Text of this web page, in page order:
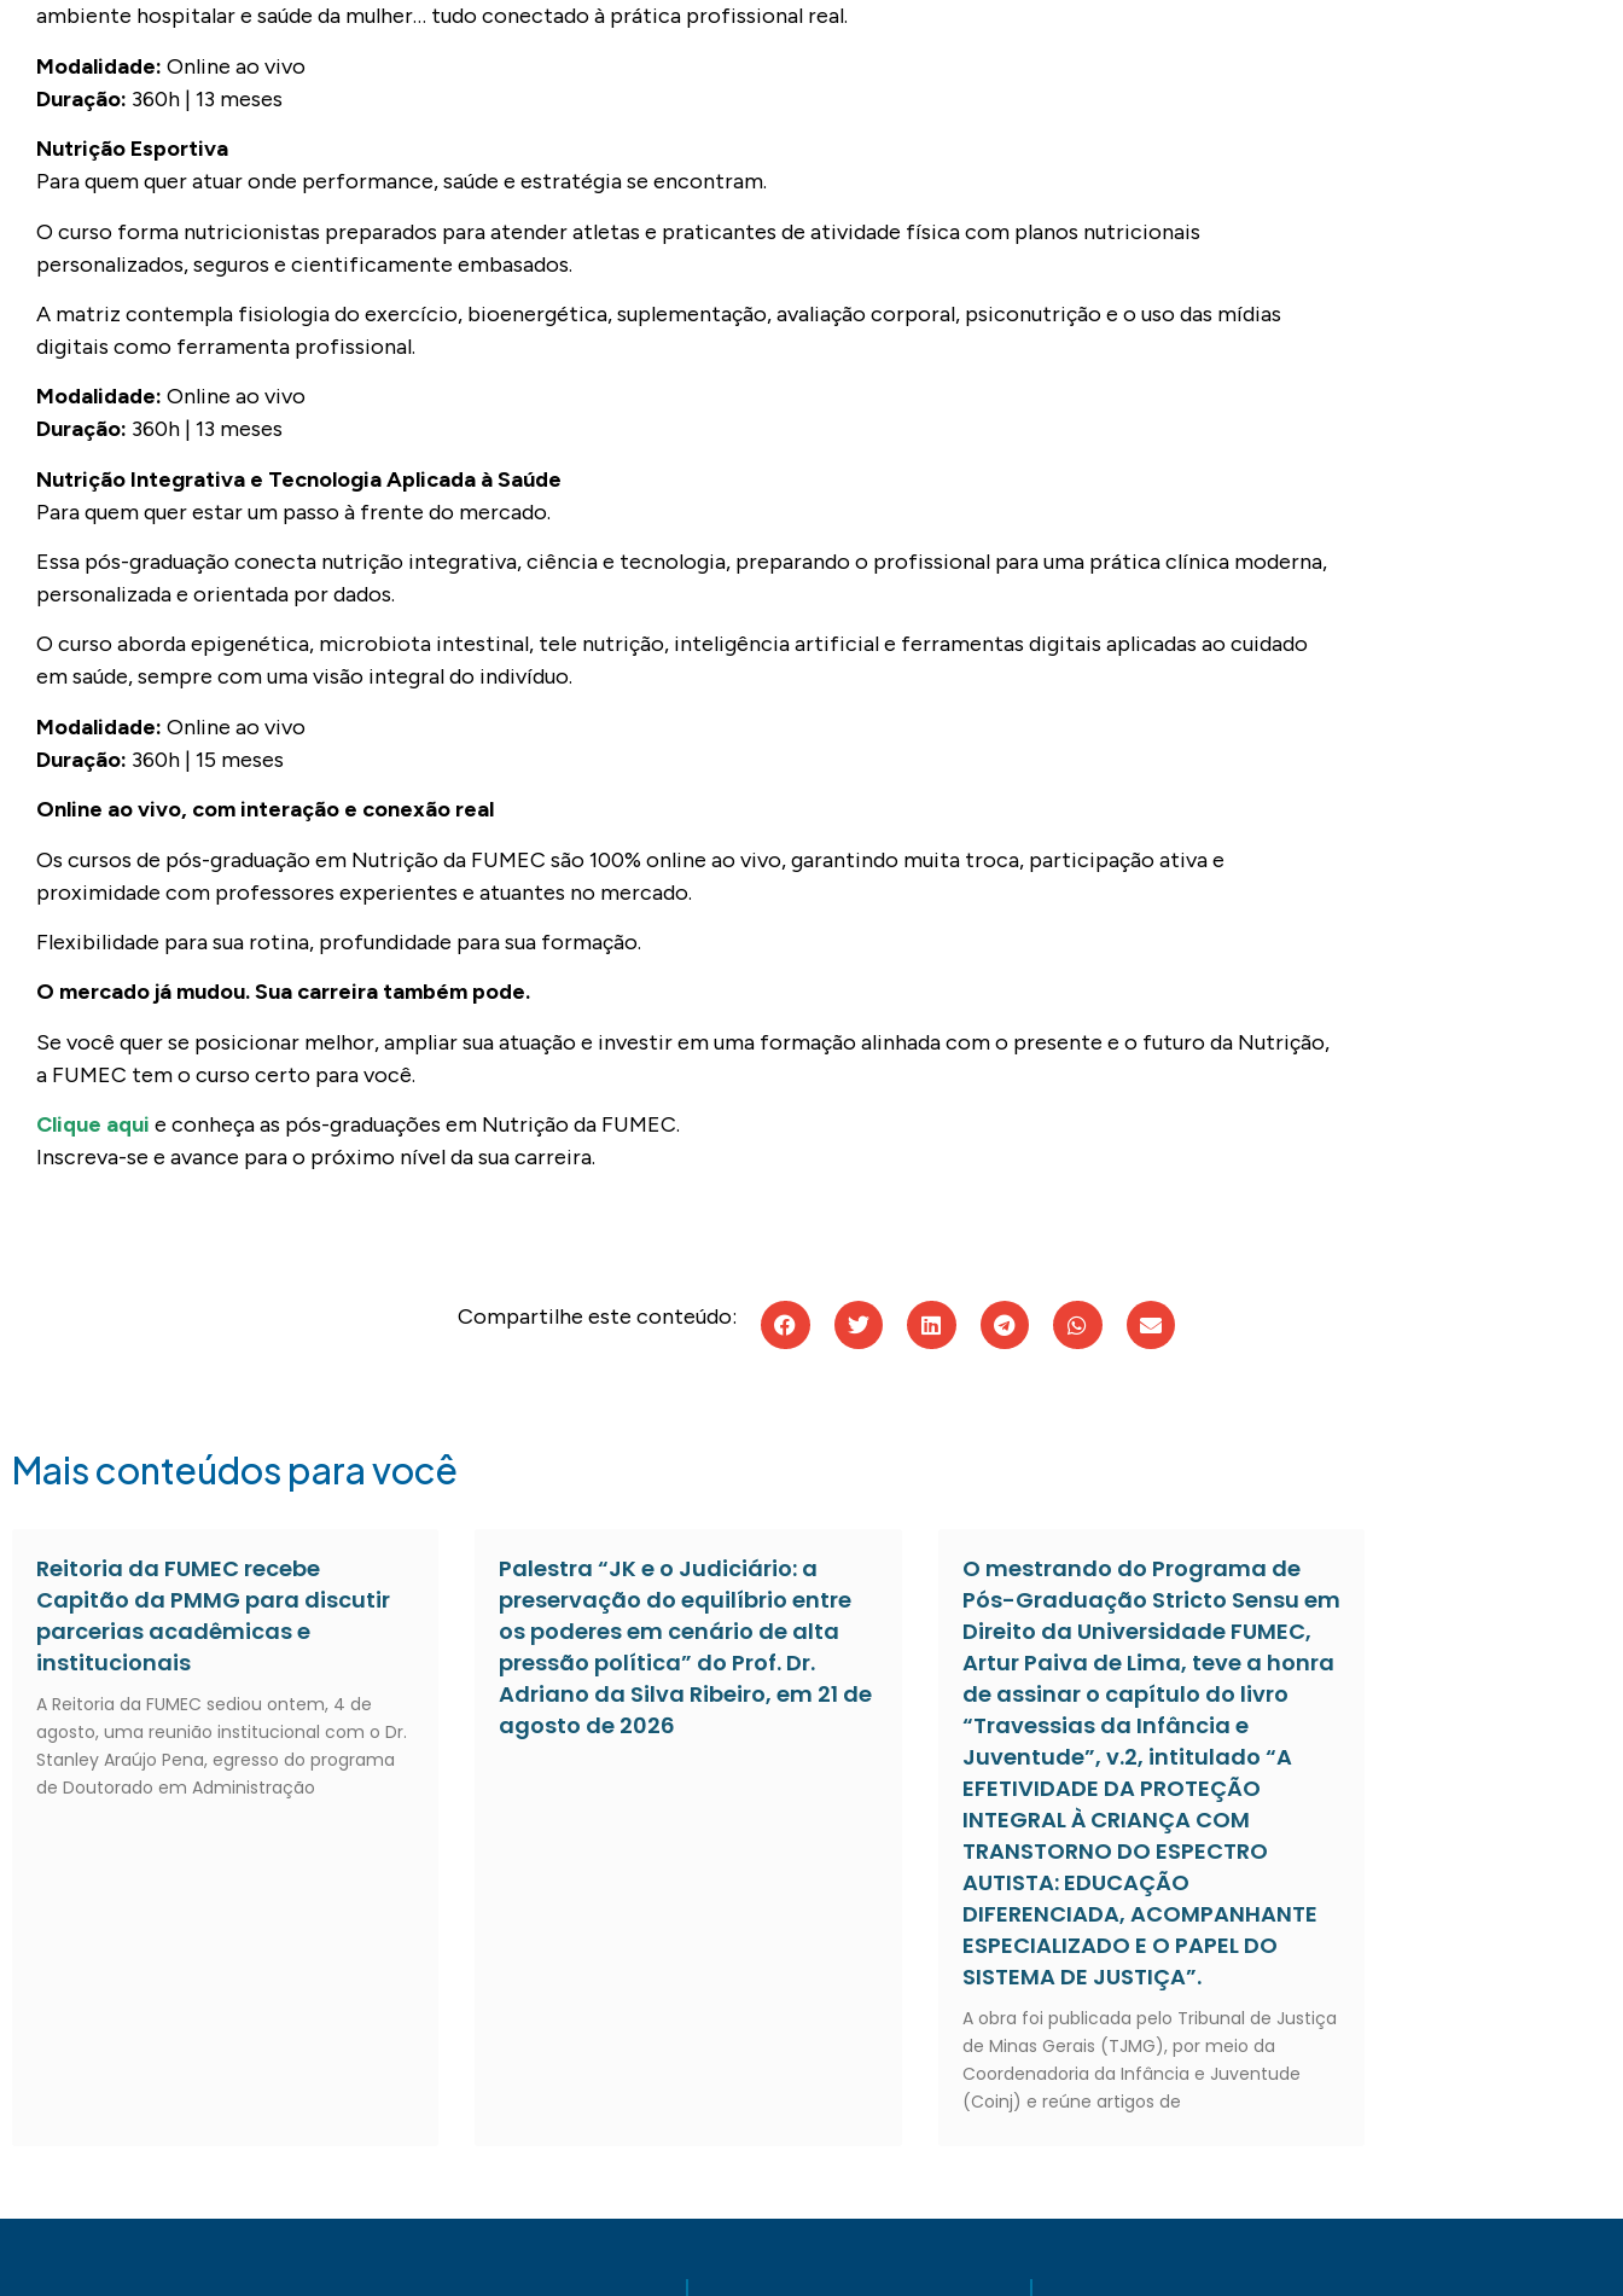
ambiente hospitalar e saúde da mulher… tudo conectado à prática profissional real.
Modalidade: Online ao vivo
Duração: 360h | 13 meses
Nutrição Esportiva
Para quem quer atuar onde performance, saúde e estratégia se encontram.
O curso forma nutricionistas preparados para atender atletas e praticantes de atividade física com planos nutricionais
personalizados, seguros e cientificamente embasados.
A matriz contempla fisiologia do exercício, bioenergética, suplementação, avaliação corporal, psiconutrição e o uso das mídias
digitais como ferramenta profissional.
Modalidade: Online ao vivo
Duração: 360h | 13 meses
Nutrição Integrativa e Tecnologia Aplicada à Saúde
Para quem quer estar um passo à frente do mercado.
Essa pós-graduação conecta nutrição integrativa, ciência e tecnologia, preparando o profissional para uma prática clínica moderna,
personalizada e orientada por dados.
O curso aborda epigenética, microbiota intestinal, tele nutrição, inteligência artificial e ferramentas digitais aplicadas ao cuidado
em saúde, sempre com uma visão integral do indivíduo.
Modalidade: Online ao vivo
Duração: 360h | 15 meses
Online ao vivo, com interação e conexão real
Os cursos de pós-graduação em Nutrição da FUMEC são 100% online ao vivo, garantindo muita troca, participação ativa e
proximidade com professores experientes e atuantes no mercado.
Flexibilidade para sua rotina, profundidade para sua formação.
O mercado já mudou. Sua carreira também pode.
Se você quer se posicionar melhor, ampliar sua atuação e investir em uma formação alinhada com o presente e o futuro da Nutrição,
a FUMEC tem o curso certo para você.
Clique aqui e conheça as pós-graduações em Nutrição da FUMEC.
Inscreva-se e avance para o próximo nível da sua carreira.
Compartilhe este conteúdo:
Mais conteúdos para você
Reitoria da FUMEC recebe
Capitão da PMMG para discutir
parcerias acadêmicas e
institucionais
A Reitoria da FUMEC sediou ontem, 4 de
agosto, uma reunião institucional com o Dr.
Stanley Araújo Pena, egresso do programa
de Doutorado em Administração
Palestra “JK e o Judiciário: a
preservação do equilíbrio entre
os poderes em cenário de alta
pressão política” do Prof. Dr.
Adriano da Silva Ribeiro, em 21 de
agosto de 2026
O mestrando do Programa de
Pós-Graduação Stricto Sensu em
Direito da Universidade FUMEC,
Artur Paiva de Lima, teve a honra
de assinar o capítulo do livro
“Travessias da Infância e
Juventude”, v.2, intitulado “A
EFETIVIDADE DA PROTEÇÃO
INTEGRAL À CRIANÇA COM
TRANSTORNO DO ESPECTRO
AUTISTA: EDUCAÇÃO
DIFERENCIADA, ACOMPANHANTE
ESPECIALIZADO E O PAPEL DO
SISTEMA DE JUSTIÇA”.
A obra foi publicada pelo Tribunal de Justiça
de Minas Gerais (TJMG), por meio da
Coordenadoria da Infância e Juventude
(Coinj) e reúne artigos de